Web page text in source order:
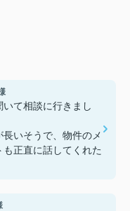
て相談に行きまし
いそうで、物件のメ
正直に話してくれた